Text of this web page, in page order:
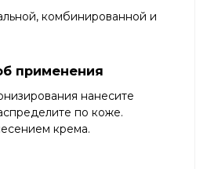
комбинированной и
применения
нанесите
по коже.
крема.